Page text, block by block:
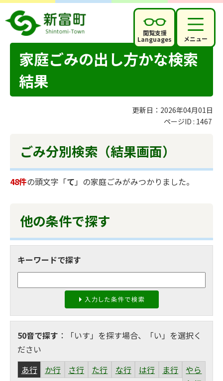
閲覧支援
Languages メニュー
家庭ごみの出し方かな検索
結果
更新日：2026年04月01日
ページID : 1467
ごみ分別検索 （結果画面）
48件の頭文字「て 」の家庭ごみがみつかりました。
他の条件で探す
キーワードで探す
50音で探す ：「いす」を探す場合、「い」を選択く
ださい
あ行
か行 さ行 た行 な行 は行 ま行
やら